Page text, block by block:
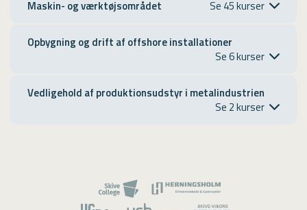
PCRMaskin- og værktøjsområdet
Opbygning og drift af offshore installationer
Vedligehold af produktionsudstyr i metalindustrien